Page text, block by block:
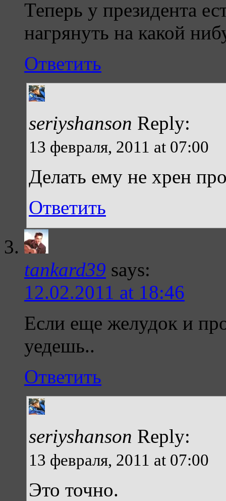
Теперь у президента
нагрянуть на какой
Ответить
seriyshanson Reply:
13 февраля, 2011 at 07:00
Делать ему не хрен
Ответить
tankard39 says:
12.02.2011 at 18:46
Если еще желудок и
уедешь..
Ответить
seriyshanson Reply:
13 февраля, 2011 at 07:00
Это точно.